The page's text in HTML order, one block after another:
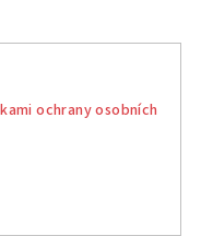
ochrany osobních